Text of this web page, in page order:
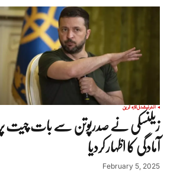
انٹرنیشنلتازہ ترین
زیلنسکی نے صدرپوتن سے بات چیت
آمادگی کا اظہار کردیا
February 5, 2025